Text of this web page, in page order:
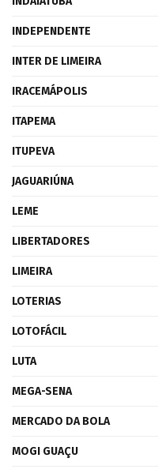
INDEPENDENTE
INTER DE LIMEIRA
IRACEMÁPOLIS
ITAPEMA
ITUPEVA
JAGUARIÚNA
LEME
LIBERTADORES
LIMEIRA
LOTERIAS
LOTOFÁCIL
LUTA
MEGA-SENA
MERCADO DA BOLA
MOGI GUAÇU